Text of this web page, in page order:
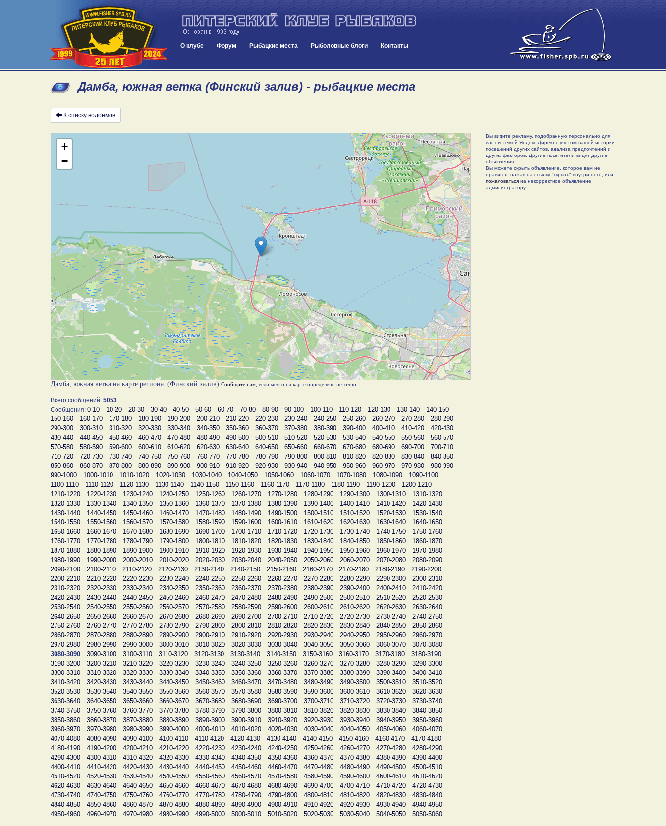
О клубе Форум Рыбацкие места Рыболовные блоги Контакты
Дамба, южная ветка (Финский залив) - рыбацкие места
К списку водоемов
+
−
Дамба, южная ветка на карте региона: (Финский залив) Сообщите нам , если место на карте определено неточно
Всего сообщений: 5053
Сообщения: 0-10 10-20 20-30 30-40 40-50 50-60 60-70 70-80 80-90 90-100 100-110 110-120 120-130 130-140
140-150
150-160
160-170 170-180 180-190 190-200 200-210 210-220 220-230 230-240 240-250 250-260 260-270 270-280
280-290
290-300
300-310 310-320 320-330 330-340 340-350 350-360 360-370 370-380 380-390 390-400 400-410 410-420
420-430
430-440
440-450 450-460 460-470 470-480 480-490 490-500 500-510 510-520 520-530 530-540 540-550 550-560
560-570
570-580
580-590 590-600 600-610 610-620 620-630 630-640 640-650 650-660 660-670 670-680 680-690 690-700
700-710
710-720
720-730 730-740 740-750 750-760 760-770 770-780 780-790 790-800 800-810 810-820 820-830 830-840
840-850
850-860
860-870 870-880 880-890 890-900 900-910 910-920 920-930 930-940 940-950 950-960 960-970 970-980
980-990
990-1000
1000-1010 1010-1020 1020-1030 1030-1040 1040-1050 1050-1060 1060-1070 1070-1080 1080-1090
1090-1100
1100-1110
1110-1120 1120-1130 1130-1140 1140-1150 1150-1160 1160-1170 1170-1180 1180-1190 1190-1200
1200-1210
1210-1220
1220-1230 1230-1240 1240-1250 1250-1260 1260-1270 1270-1280 1280-1290 1290-1300 1300-1310
1310-1320
1320-1330
1330-1340 1340-1350 1350-1360 1360-1370 1370-1380 1380-1390 1390-1400 1400-1410 1410-1420
1420-1430
1430-1440
1440-1450 1450-1460 1460-1470 1470-1480 1480-1490 1490-1500 1500-1510 1510-1520 1520-1530
1530-1540
1540-1550
1550-1560 1560-1570 1570-1580 1580-1590 1590-1600 1600-1610 1610-1620 1620-1630 1630-1640
1640-1650
1650-1660
1660-1670 1670-1680 1680-1690 1690-1700 1700-1710 1710-1720 1720-1730 1730-1740 1740-1750
1750-1760
1760-1770
1770-1780 1780-1790 1790-1800 1800-1810 1810-1820 1820-1830 1830-1840 1840-1850 1850-1860
1860-1870
1870-1880
1880-1890 1890-1900 1900-1910 1910-1920 1920-1930 1930-1940 1940-1950 1950-1960 1960-1970
1970-1980
1980-1990
1990-2000 2000-2010 2010-2020 2020-2030 2030-2040 2040-2050 2050-2060 2060-2070 2070-2080
2080-2090
2090-2100
2100-2110 2110-2120 2120-2130 2130-2140 2140-2150 2150-2160 2160-2170 2170-2180 2180-2190
2190-2200
2200-2210
2210-2220 2220-2230 2230-2240 2240-2250 2250-2260 2260-2270 2270-2280 2280-2290 2290-2300
2300-2310
2310-2320
2320-2330 2330-2340 2340-2350 2350-2360 2360-2370 2370-2380 2380-2390 2390-2400 2400-2410
2410-2420
2420-2430
2430-2440 2440-2450 2450-2460 2460-2470 2470-2480 2480-2490 2490-2500 2500-2510 2510-2520
2520-2530
2530-2540
2540-2550 2550-2560 2560-2570 2570-2580 2580-2590 2590-2600 2600-2610 2610-2620 2620-2630
2630-2640
2640-2650
2650-2660 2660-2670 2670-2680 2680-2690 2690-2700 2700-2710 2710-2720 2720-2730 2730-2740
2740-2750
2750-2760
2760-2770 2770-2780 2780-2790 2790-2800 2800-2810 2810-2820 2820-2830 2830-2840 2840-2850
2850-2860
2860-2870
2870-2880 2880-2890 2890-2900 2900-2910 2910-2920 2920-2930 2930-2940 2940-2950 2950-2960
2960-2970
2970-2980
2980-2990 2990-3000 3000-3010 3010-3020 3020-3030 3030-3040 3040-3050 3050-3060 3060-3070
3070-3080
3080-3090
3090-3100 3100-3110 3110-3120 3120-3130 3130-3140 3140-3150 3150-3160 3160-3170 3170-3180
3180-3190
3190-3200
3200-3210 3210-3220 3220-3230 3230-3240 3240-3250 3250-3260 3260-3270 3270-3280 3280-3290
3290-3300
3300-3310
3310-3320 3320-3330 3330-3340 3340-3350 3350-3360 3360-3370 3370-3380 3380-3390 3390-3400
3400-3410
3410-3420
3420-3430 3430-3440 3440-3450 3450-3460 3460-3470 3470-3480 3480-3490 3490-3500 3500-3510
3510-3520
3520-3530
3530-3540 3540-3550 3550-3560 3560-3570 3570-3580 3580-3590 3590-3600 3600-3610 3610-3620
3620-3630
3630-3640
3640-3650 3650-3660 3660-3670 3670-3680 3680-3690 3690-3700 3700-3710 3710-3720 3720-3730
3730-3740
3740-3750
3750-3760 3760-3770 3770-3780 3780-3790 3790-3800 3800-3810 3810-3820 3820-3830 3830-3840
3840-3850
3850-3860
3860-3870 3870-3880 3880-3890 3890-3900 3900-3910 3910-3920 3920-3930 3930-3940 3940-3950
3950-3960
3960-3970
3970-3980 3980-3990 3990-4000 4000-4010 4010-4020 4020-4030 4030-4040 4040-4050 4050-4060
4060-4070
4070-4080
4080-4090 4090-4100 4100-4110 4110-4120 4120-4130 4130-4140 4140-4150 4150-4160 4160-4170
4170-4180
4180-4190
4190-4200 4200-4210 4210-4220 4220-4230 4230-4240 4240-4250 4250-4260 4260-4270 4270-4280
4280-4290
4290-4300
4300-4310 4310-4320 4320-4330 4330-4340 4340-4350 4350-4360 4360-4370 4370-4380 4380-4390
4390-4400
4400-4410
4410-4420 4420-4430 4430-4440 4440-4450 4450-4460 4460-4470 4470-4480 4480-4490 4490-4500
4500-4510
4510-4520
4520-4530 4530-4540 4540-4550 4550-4560 4560-4570 4570-4580 4580-4590 4590-4600 4600-4610
4610-4620
4620-4630
4630-4640 4640-4650 4650-4660 4660-4670 4670-4680 4680-4690 4690-4700 4700-4710 4710-4720
4720-4730
4730-4740
4740-4750 4750-4760 4760-4770 4770-4780 4780-4790 4790-4800 4800-4810 4810-4820 4820-4830
4830-4840
4840-4850
4850-4860 4860-4870 4870-4880 4880-4890 4890-4900 4900-4910 4910-4920 4920-4930 4930-4940
4940-4950
4950-4960
4960-4970 4970-4980 4980-4990 4990-5000 5000-5010 5010-5020 5020-5030 5030-5040 5040-5050 5050-5060
Вы видите рекламу, подобранную персонально для
вас системой Яндекс.Директ с учетом вашей истории
посещений других сайтов, анализа предпочтений и
других факторов. Другие посетители видят другие
объявления.
Вы можете скрыть объявление, которое вам не
нравится, нажав на ссылку "скрыть" внутри него, или
пожаловатьсяна некорректное объявление
администратору.